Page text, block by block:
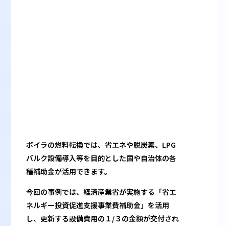
ボイラの燃料転換では、省エネや脱炭素、LPG
バルク設備導入等を目的とした国や自治体の各
種補助金が活用できます。
今回の事例では、経済産業省が実施する「省エ
ネルギー投資促進支援事業費補助金」を活用
し、更新する設備費用の１/３の金額が交付され